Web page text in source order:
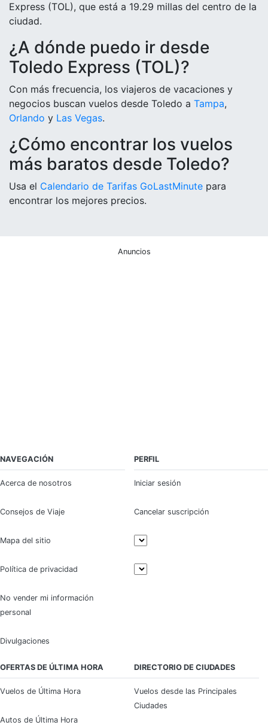
Express (TOL), que está a 19.29 millas del centro de la
ciudad.
¿A dónde puedo ir desde
Toledo Express (TOL)?
Con más frecuencia, los viajeros de vacaciones y
negocios buscan vuelos desde Toledo a Tampa,
Orlando y Las Vegas.
¿Cómo encontrar los vuelos
más baratos desde Toledo?
Usa el Calendario de Tarifas GoLastMinute para
encontrar los mejores precios.
Anuncios
NAVEGACIÓN
Acerca de nosotros
Consejos de Viaje
Mapa del sitio
Política de privacidad
No vender mi información
personal
Divulgaciones
PERFIL
Iniciar sesión
Cancelar suscripción
OFERTAS DE ÚLTIMA HORA
Vuelos de Última Hora
Autos de Última Hora
DIRECTORIO DE CIUDADES
Vuelos desde las Principales
Ciudades